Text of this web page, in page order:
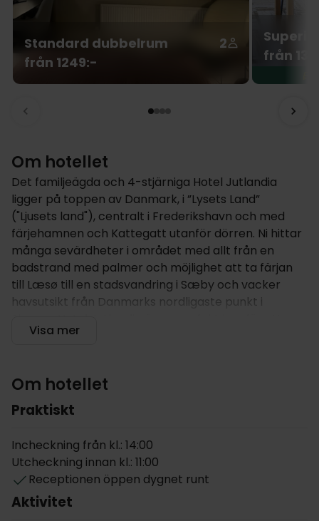
Standard dubbelrum
2
från 1249:-
från
Om hotellet
Det familjeägda och 4-stjärniga Hotel Jutlandia
ligger på toppen av Danmark, i ”Lysets Land”
("Ljusets land"), centralt i Frederikshavn och med
färjehamnen och Kattegatt utanför dörren. Ni hittar
många sevärdheter i området med allt från en
badstrand med palmer och möjlighet att ta färjan
till Læsø till en stadsvandring i Sæby och vacker
havsutsikt från Danmarks nordligaste punkt i
kunna utforska allt norra Jylland har att erbjuda.
Hotel Jutlandia är ett vackert 4-stjärnigt hotell med
perfekt läge i hjärtat av Frederikshavn och det
landmärken. Hotellet har öppet 24 timmar och har
bemannad reception dygnet runt.
Frukosten serveras i restaurang Panorama som
ligger på sjätte våningen och är en upplevelse i sig
Visa mer
Om hotellet
Praktiskt
Incheckning från kl.: 14:00
Utcheckning innan kl.: 11:00
Receptionen öppen dygnet runt
Aktivitet